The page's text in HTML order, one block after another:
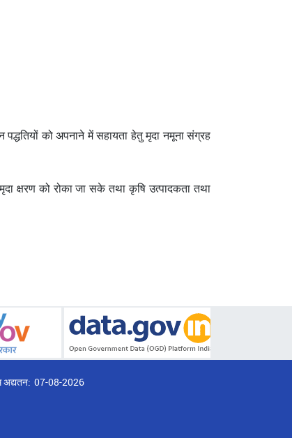
पद्धतियों को अपनाने में सहायता हेतु मृदा नमूना संग्रह
क्षरण को रोका जा सके तथा कृषि उत्पादकता तथा
अद्यतन: 07-08-2026